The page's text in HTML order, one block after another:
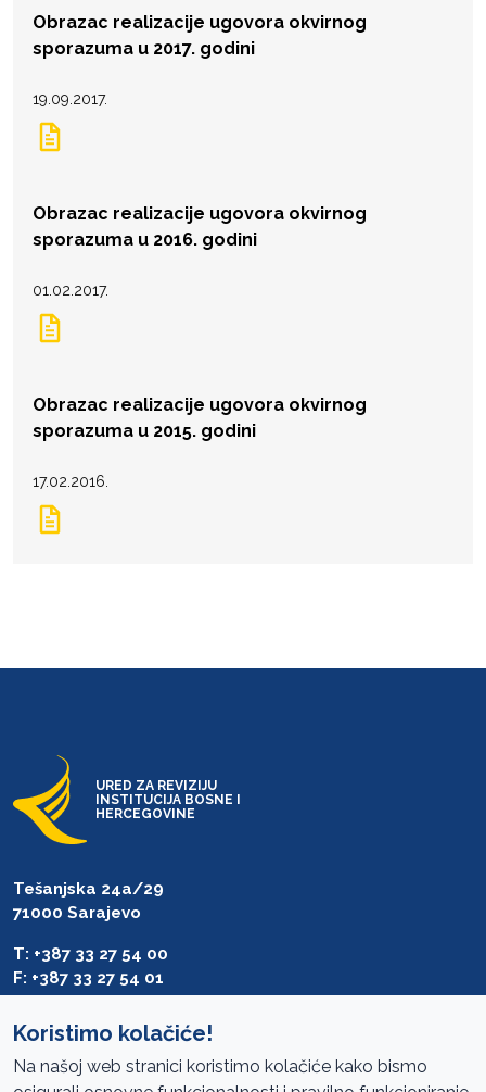
Obrazac realizacije ugovora okvirnog
sporazuma u 2017. godini
19.09.2017.
Obrazac realizacije ugovora okvirnog
sporazuma u 2016. godini
01.02.2017.
Obrazac realizacije ugovora okvirnog
sporazuma u 2015. godini
17.02.2016.
URED ZA REVIZIJU
INSTITUCIJA BOSNE I
HERCEGOVINE
Tešanjska 24a/29
71000 Sarajevo
T: +387 33 27 54 00
F: +387 33 27 54 01
Koristimo kolačiće!
Na našoj web stranici koristimo kolačiće kako bismo